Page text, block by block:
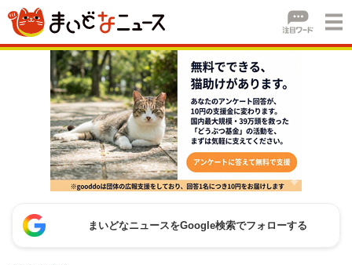
まいどなニュースをGoogle検索でフォローする